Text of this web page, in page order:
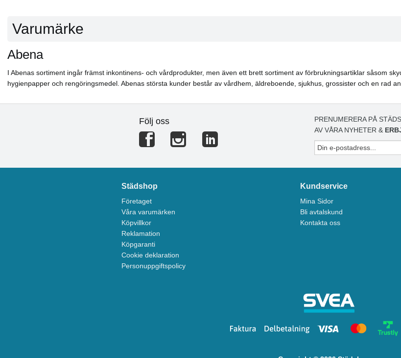
Varumärke
Abena
I Abenas sortiment ingår främst inkontinens- och vårdprodukter, men även ett brett sortiment av förbrukningsartiklar såsom
hygienpapper och rengöringsmedel. Abenas största kunder består av vårdhem, äldreboende, sjukhus, grossister och en rad
Följ oss
PRENUMERERA PÅ
AV VÅRA NYHETER &
Städshop
Företaget
Våra varumärken
Köpvillkor
Reklamation
Köpgaranti
Cookie deklaration
Personuppgiftspolicy
Kundservice
Mina Sidor
Bli avtalskund
Kontakta oss